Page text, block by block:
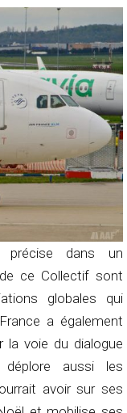
précise dans un
ce Collectif sont
globales qui
a également
la voie du dialogue
aussi les
avoir sur ses